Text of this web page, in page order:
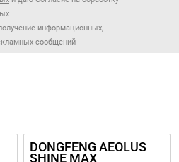
В кредит от:
32 227 ₽/мес.
информационных,
сообщений
DONGFENG AEOLUS
SHINE MAX